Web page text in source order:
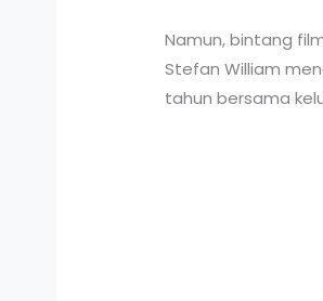
Namun, bintang
Stefan William
tahun bersama